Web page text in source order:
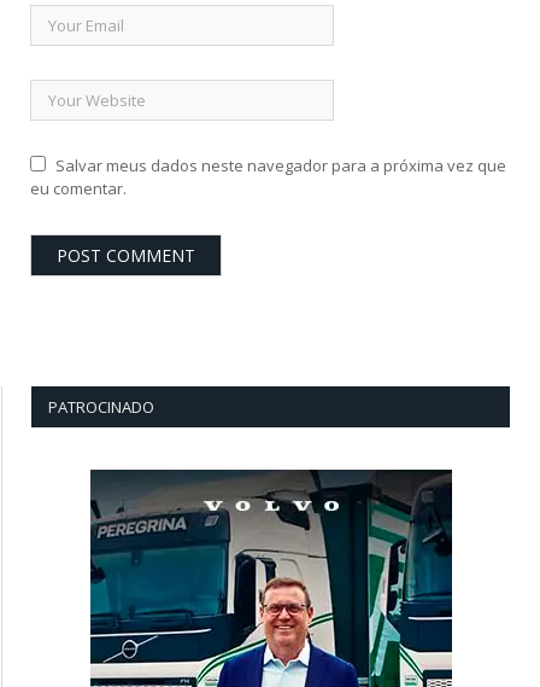
Salvar meus dados neste navegador para a próxima vez que
eu comentar.
PATROCINADO